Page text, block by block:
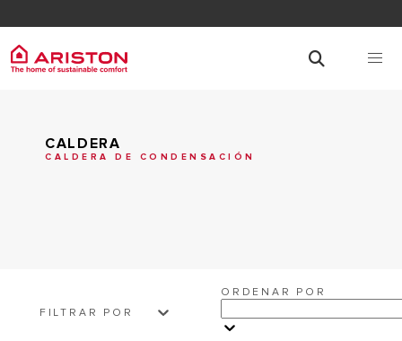
CALDERA
CALDERA DE CONDENSACIÓN
FILTRAR POR
ORDENAR POR